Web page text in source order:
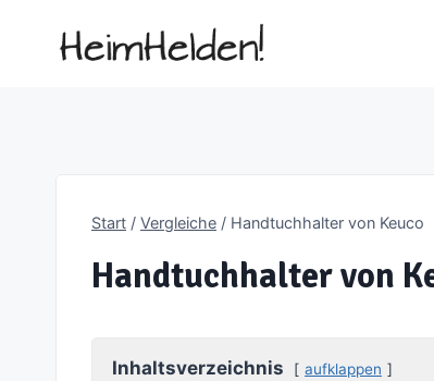
Start / Vergleiche / Handtuchhalter von Keuco
Handtuchhalter von
Inhaltsverzeichnis aufklappen